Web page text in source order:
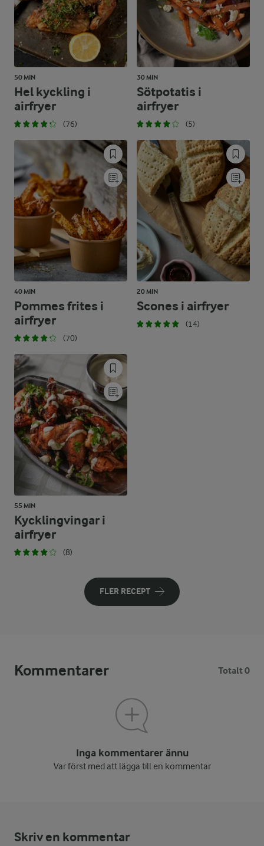
50 MIN
Hel kyckling i
airfryer
(76)
30 MIN
Sötpotatis i
airfryer
(5)
40 MIN
Pommes frites i
airfryer
(70)
20 MIN
Scones i airfryer
(14)
55 MIN
Kycklingvingar i
airfryer
(8)
FLER RECEPT
Kommentarer Totalt 0
Inga kommentarer ännu
Var först med att lägga till en kommentar
Skriv en kommentar